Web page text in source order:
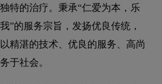
特的治疗。秉承“仁爱为本，乐
”的服务宗旨，发扬优良传统，
精湛的技术、优良的服务、高尚
于社会。